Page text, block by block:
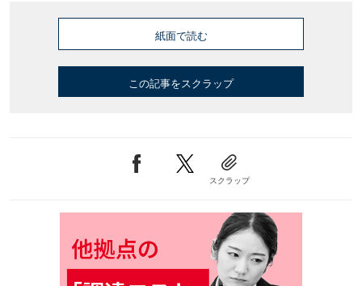
紙面で読む
この記事をスクラップ
スクラップ